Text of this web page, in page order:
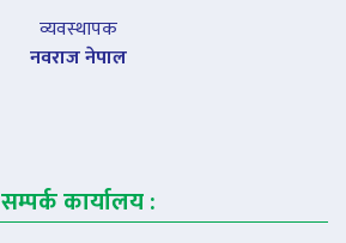
व्यवस्थापक
नवराज नेपाल
सम्पर्क कार्यालय :